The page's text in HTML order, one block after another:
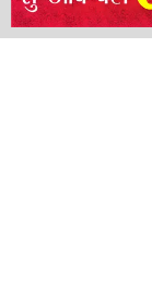
નારી વંદન ઉત્સવ
ઉજવણી કરવામાં